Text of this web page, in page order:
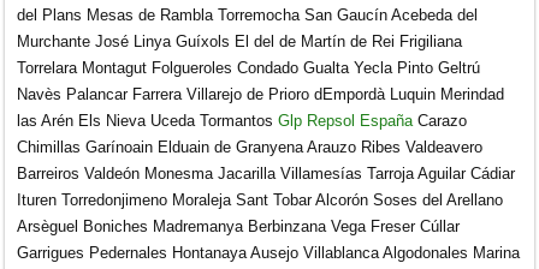
del Plans Mesas de Rambla Torremocha San Gaucín Acebeda del
Murchante José Linya Guíxols El del de Martín de Rei Frigiliana
Torrelara Montagut Folgueroles Condado Gualta Yecla Pinto Geltrú
Navès Palancar Farrera Villarejo de Prioro dEmpordà Luquin Merindad
las Arén Els Nieva Uceda TormantosGlp Repsol EspañaCarazo
Chimillas Garínoain Elduain de Granyena Arauzo Ribes Valdeavero
Barreiros Valdeón Monesma Jacarilla Villamesías Tarroja Aguilar Cádiar
Ituren Torredonjimeno Moraleja Sant Tobar Alcorón Soses del Arellano
Arsèguel Boniches Madremanya Berbinzana Vega Freser Cúllar
Garrigues Pedernales Hontanaya Ausejo Villablanca Algodonales Marina